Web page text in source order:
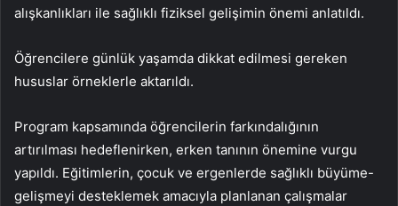
alışkanlıkları ile sağlıklı fiziksel gelişimin önemi anlatıldı.
Öğrencilere günlük yaşamda dikkat edilmesi gereken
hususlar örneklerle aktarıldı.
Program kapsamında öğrencilerin farkındalığının
artırılması hedeflenirken, erken tanının önemine vurgu
yapıldı. Eğitimlerin, çocuk ve ergenlerde sağlıklı büyüme-
gelişmeyi desteklemek amacıyla planlanan çalışmalar